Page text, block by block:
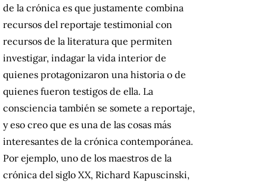
de la crónica es que justamente combina
recursos del reportaje testimonial con
recursos de la literatura que permiten
investigar, indagar la vida interior de
quienes protagonizaron una historia o de
quienes fueron testigos de ella. La
consciencia también se somete a reportaje,
y eso creo que es una de las cosas más
interesantes de la crónica contemporánea.
Por ejemplo, uno de los maestros de la
crónica del siglo XX, Richard Kapuscinski,